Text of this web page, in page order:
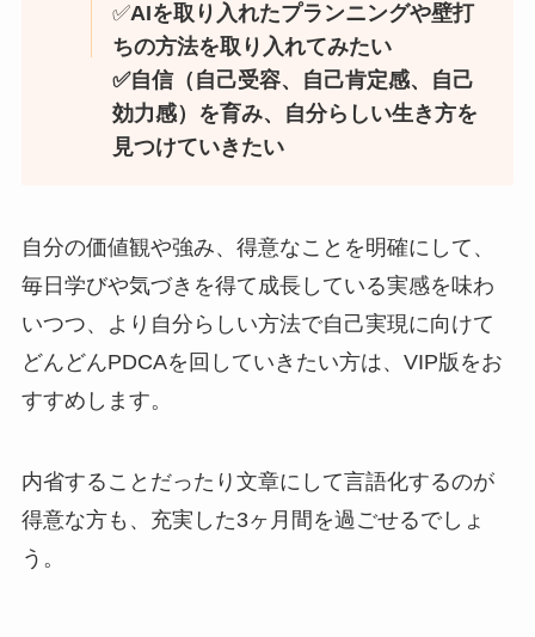
✅AIを取り入れたプランニングや壁打
ちの方法を取り入れてみたい
✅自信（自己受容、自己肯定感、自己
効力感）を育み、自分らしい生き方を
見つけていきたい
自分の価値観や強み、得意なことを明確にして、
毎日学びや気づきを得て成長している実感を味わ
いつつ、より自分らしい方法で自己実現に向けて
どんどんPDCAを回していきたい方は、VIP版をお
すすめします。
内省することだったり文章にして言語化するのが
得意な方も、充実した3ヶ月間を過ごせるでしょ
う。